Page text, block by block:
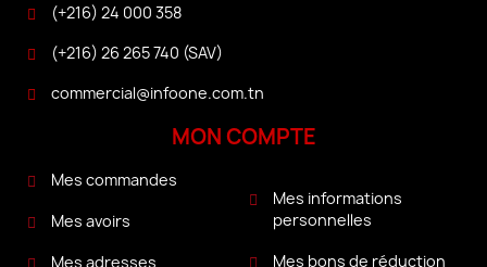
(+216) 24 000 358
(+216) 26 265 740 (SAV)
commercial@infoone.com.tn
MON COMPTE
Mes commandes
Mes avoirs
Mes adresses
Mes informations
personnelles
Mes bons de réduction